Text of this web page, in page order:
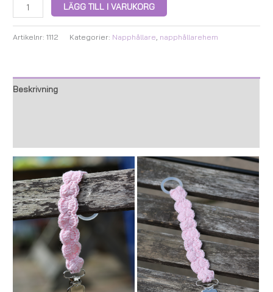
LÄGG TILL I VARUKORG
Artikelnr:1112 Kategorier: Napphållare napphållarehem
Beskrivning